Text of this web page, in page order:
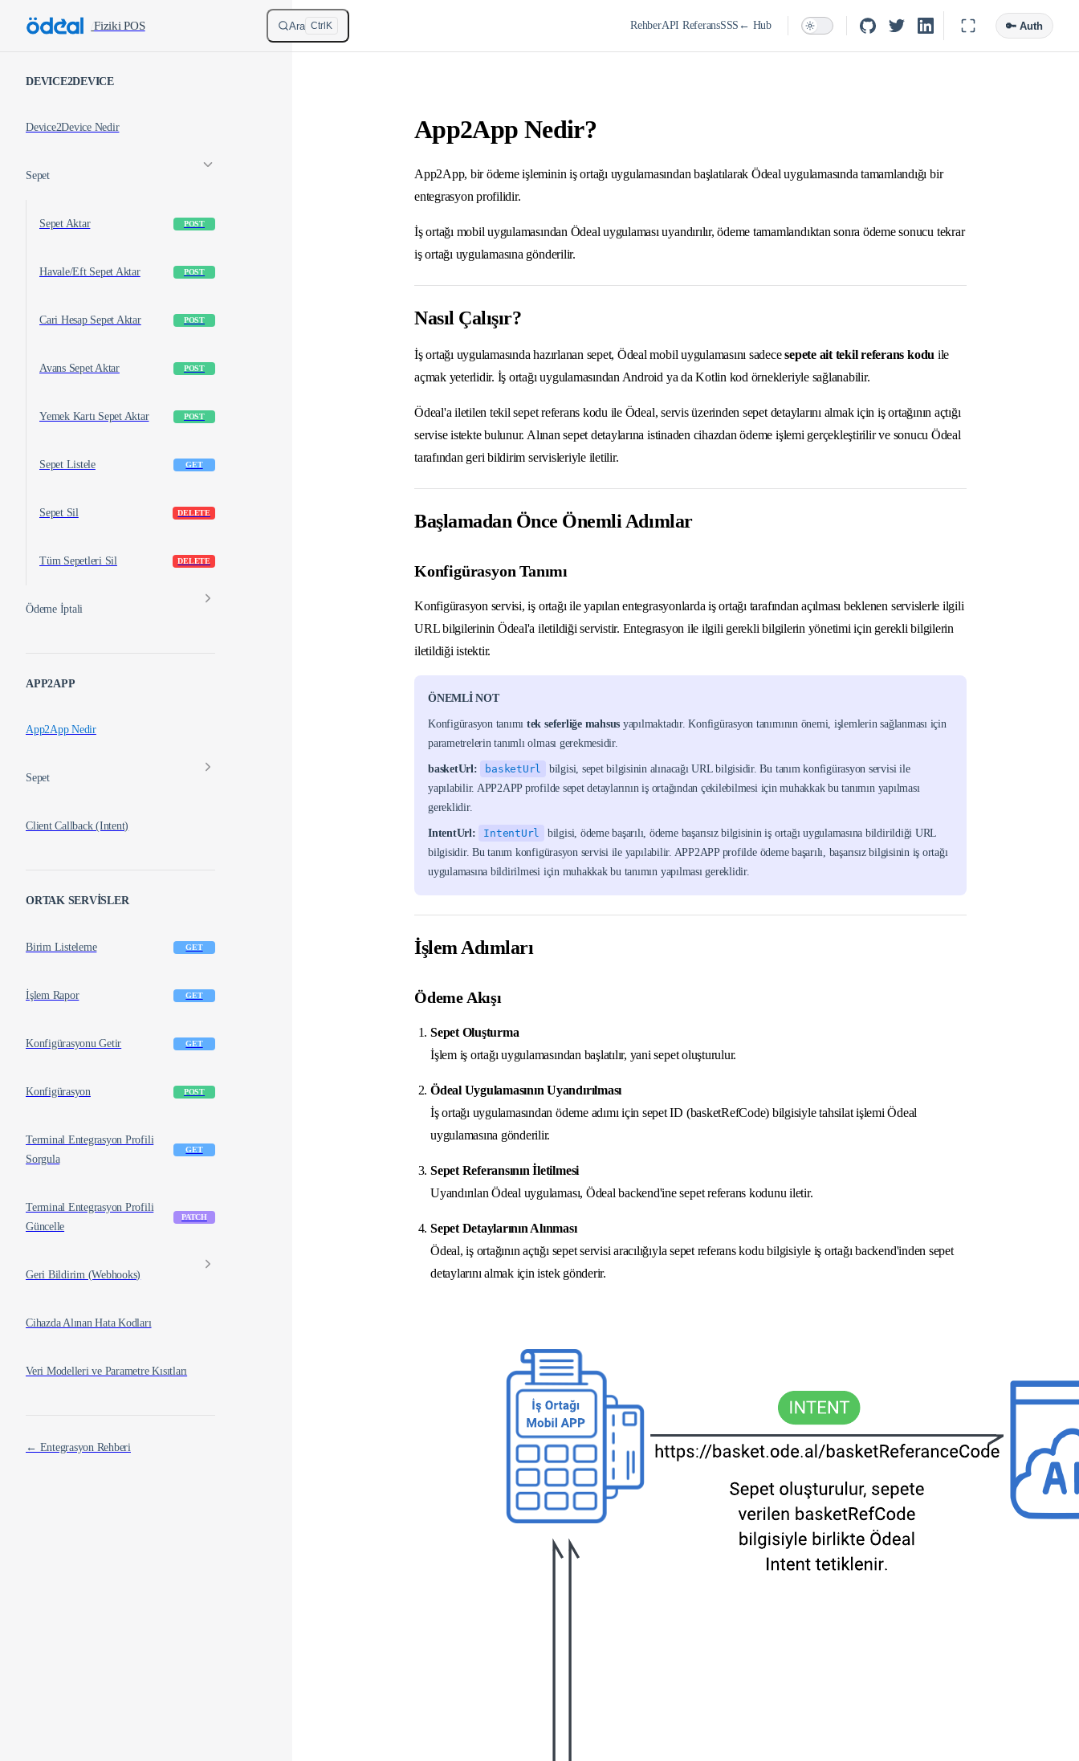
Skip to content /Fiziki POS RehberAPI ReferansSSS ← Hub
Ara Ctrl K 🔑 Auth
DEVICE2DEVICE
Device2Device Nedir
Sepet
Sepet Aktar POST
Havale/Eft Sepet Aktar POST
Cari Hesap Sepet Aktar POST
Avans Sepet Aktar POST
Yemek Kartı Sepet Aktar POST
Sepet Listele GET
Sepet Sil DELETE
Tüm Sepetleri Sil DELETE
Ödeme İptali
APP2APP
App2App Nedir
Sepet
Client Callback (Intent)
ORTAK SERVİSLER
Birim Listeleme GET
İşlem Rapor GET
Konfigürasyonu Getir GET
Konfigürasyon POST
Terminal Entegrasyon Profili
Sorgula
GET
Terminal Entegrasyon Profili
Güncelle
PATCH
Geri Bildirim (Webhooks)
Cihazda Alınan Hata Kodları
Veri Modelleri ve Parametre Kısıtları
← Entegrasyon Rehberi
App2App Nedir?
App2App, bir ödeme işleminin iş ortağı uygulamasından başlatılarak Ödeal uygulamasında tamamlandığı bir
entegrasyon profilidir.
İş ortağı mobil uygulamasından Ödeal uygulaması uyandırılır, ödeme tamamlandıktan sonra ödeme sonucu tekrar
iş ortağı uygulamasına gönderilir.
Nasıl Çalışır?
İş ortağı uygulamasında hazırlanan sepet, Ödeal mobil uygulamasını sadecesepete ait tekil referans kodu ile
açmak yeterlidir. İş ortağı uygulamasından Android ya da Kotlin kod örnekleriyle sağlanabilir.
Ödeal'a iletilen tekil sepet referans kodu ile Ödeal, servis üzerinden sepet detaylarını almak için iş ortağının açtığı
servise istekte bulunur. Alınan sepet detaylarına istinaden cihazdan ödeme işlemi gerçekleştirilir ve sonucu Ödeal
tarafından geri bildirim servisleriyle iletilir.
Başlamadan Önce Önemli Adımlar
Konfigürasyon Tanımı
Konfigürasyon servisi, iş ortağı ile yapılan entegrasyonlarda iş ortağı tarafından açılması beklenen servislerle ilgili
URL bilgilerinin Ödeal'a iletildiği servistir. Entegrasyon ile ilgili gerekli bilgilerin yönetimi için gerekli bilgilerin
iletildiği istektir.
ÖNEMLİ NOT
Konfigürasyon tanımı tek seferliğe mahsus yapılmaktadır. Konfigürasyon tanımının önemi, işlemlerin sağlanması için
parametrelerin tanımlı olması gerekmesidir.
basketUrl: basketUrl
bilgisi, sepet bilgisinin alınacağı URL bilgisidir. Bu tanım konfigürasyon servisi ile
yapılabilir. APP2APP profilde sepet detaylarının iş ortağından çekilebilmesi için muhakkak bu tanımın yapılması
gereklidir.
IntentUrl: IntentUrl
bilgisi, ödeme başarılı, ödeme başarısız bilgisinin iş ortağı uygulamasına bildirildiği URL
bilgisidir. Bu tanım konfigürasyon servisi ile yapılabilir. APP2APP profilde ödeme başarılı, başarısız bilgisinin iş ortağı
uygulamasına bildirilmesi için muhakkak bu tanımın yapılması gereklidir.
İşlem Adımları
Ödeme Akışı
Sepet Oluşturma
İşlem iş ortağı uygulamasından başlatılır, yani sepet oluşturulur.
Ödeal Uygulamasının Uyandırılması
İş ortağı uygulamasından ödeme adımı için sepet ID (basketRefCode) bilgisiyle tahsilat işlemi Ödeal
uygulamasına gönderilir.
Sepet Referansının İletilmesi
Uyandırılan Ödeal uygulaması, Ödeal backend'ine sepet referans kodunu iletir.
Sepet Detaylarının Alınması
Ödeal, iş ortağının açtığı sepet servisi aracılığıyla sepet referans kodu bilgisiyle iş ortağı backend'inden sepet
detaylarını almak için istek gönderir.